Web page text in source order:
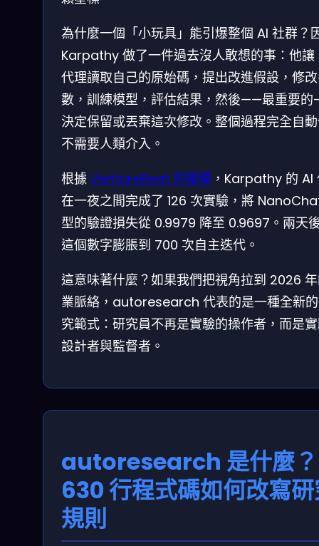
為什麼一個「小玩具」能引爆整個 AI 社群？
Karpathy 做了一件過去沒人敢想的事：他讓
代理讀取自己的原始碼，提出改進假設，修
數，訓練模型，評估結果，然後——最重要
決定保留或丟棄這次修改。整個過程完全自
不需要人類介入。
根據 VentureBeat 的報導 ，Karpathy 的 AI
在一夜之間完成了 126 次實驗，將
型的驗證損失從 0.9979 降至 0.9697。兩天
這個數字膨脹到 700 次自主迭代。
這意味著什麼？如果我們把視角拉到 2026
業脈絡，autoresearch 代表的是一種全新
究範式：研究員不再是實驗的操作者，而是
設計者與監督者。
autoresearch 是什麼？
630 行程式碼如何改寫
規則